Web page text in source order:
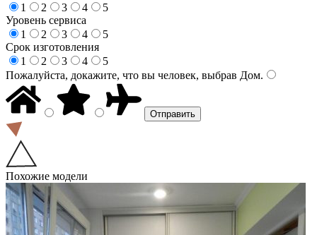
1
2 3 4
5
Уровень сервиса
1
2 3 4
5
Срок изготовления
1
2 3 4
5
Пожалуйста, докажите, что вы человек, выбрав Дом.
Похожие модели